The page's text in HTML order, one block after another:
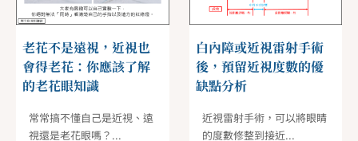
老花不是遠視，近視也
會得老花：你應該了解
的老花眼知識
常常搞不懂自己是近視、遠
視還是老花眼嗎？...
白內障或近視雷射手術
後，預留近視度數的優
缺點分析
近視雷射手術，可以將眼睛
的度數修整到接近...